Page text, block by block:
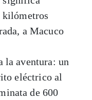
kilómetros
a Macuco
la aventura: un
eléctrico al
de 600